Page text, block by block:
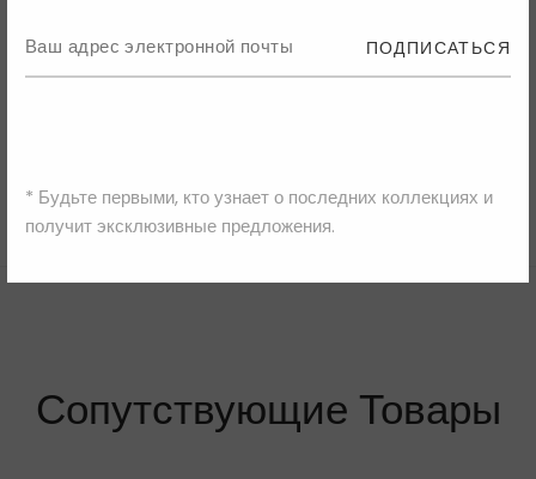
ПОДПИСАТЬСЯ
* Будьте первыми, кто узнает о последних коллекциях и
получит эксклюзивные предложения.
Бренд
Сопутствующие Товары